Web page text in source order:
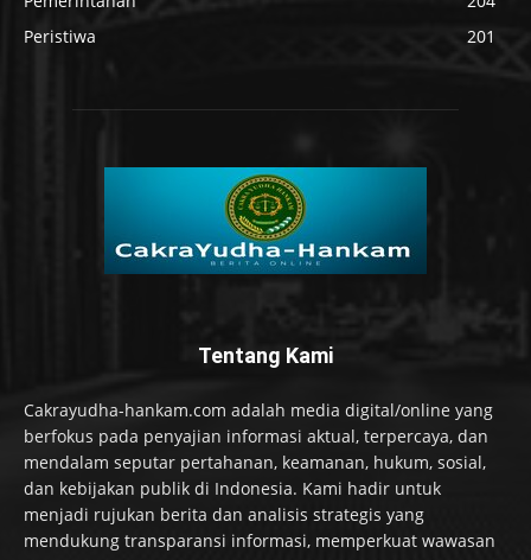
Peristiwa
201
Tentang Kami
Cakrayudha-hankam.com adalah media digital/online yang
berfokus pada penyajian informasi aktual, terpercaya, dan
mendalam seputar pertahanan, keamanan, hukum, sosial,
dan kebijakan publik di Indonesia. Kami hadir untuk
menjadi rujukan berita dan analisis strategis yang
mendukung transparansi informasi, memperkuat wawasan